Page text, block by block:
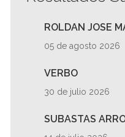
ROLDAN JOSE
05 de agosto 2026
VERBO
30 de julio 2026
SUBASTAS